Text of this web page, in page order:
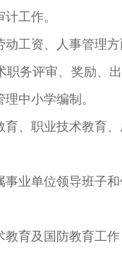
工作。
资、人事管理方
务评审、奖励、
中小学编制。
职业技术教育
单位领导班子
及国防教育工